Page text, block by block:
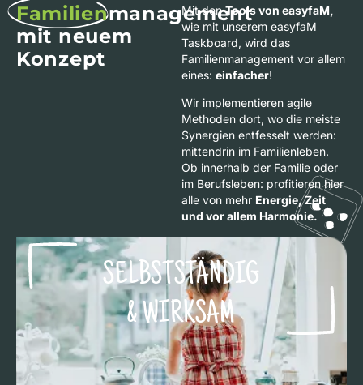
Familienmanagement
mit neuem
Konzept
Mit denTools von easyfaM,
wie mit unserem easyfaM
Taskboard, wird das
Familienmanagement vor allem
eines: einfacher!
Wir implementieren agile
Methoden dort, wo die meiste
Synergien entfesselt werden:
mittendrin im Familienleben.
Ob innerhalb der Familie oder
im Berufsleben: profitieren hier
alle von mehr Energie, Zeit
und vor allem Harmonie.
SELBSTSTÄNDIG
& WIRKSAM